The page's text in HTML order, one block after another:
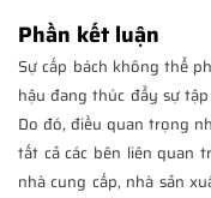
Phần kết luận
Sự cấp bách không thể
hậu đang thúc đẩy sự
Do đó, điều quan trọng
tất cả các bên liên quan
nhà cung cấp, nhà sản